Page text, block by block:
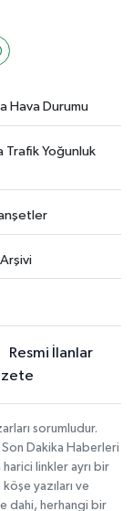
Hava Durumu
Trafik Yoğunluk
Resmi İlanlar
sorumludur.
Son Dakika Haberleri
linkler ayrı bir
yazıları ve
dahi, herhangi bir